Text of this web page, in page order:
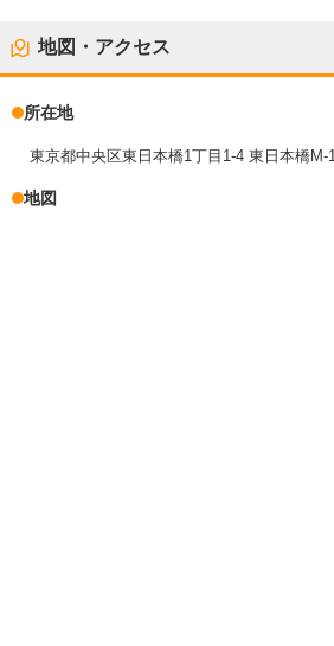
地図・アクセス
所在地
東京都中央区東日本橋1丁目1-4 東日本橋M-
地図